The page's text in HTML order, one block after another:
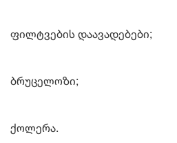
ფილტვების დაავადებები;
ბრუცელოზი;
ქოლერა.